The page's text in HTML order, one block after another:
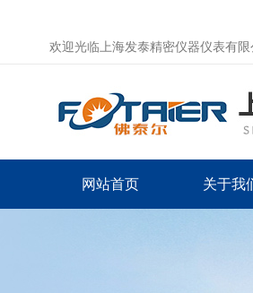
欢迎光临上海发泰精密仪器仪表有限
网站首页 关于我